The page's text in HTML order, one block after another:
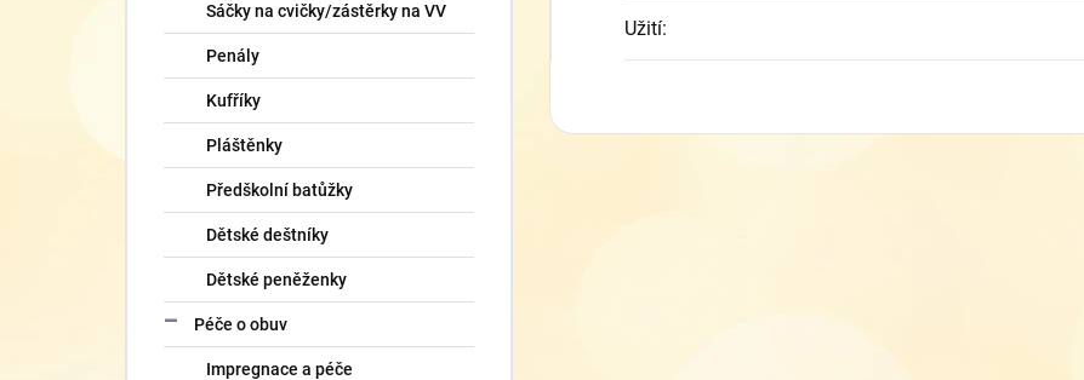
Sáčky na cvičky/zástěrky na VV
Penály
Kufříky
Pláštěnky
Předškolní batůžky
Dětské deštníky
Dětské peněženky
Péče o obuv
Impregnace a péče
Užití: